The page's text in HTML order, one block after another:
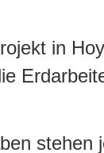
in